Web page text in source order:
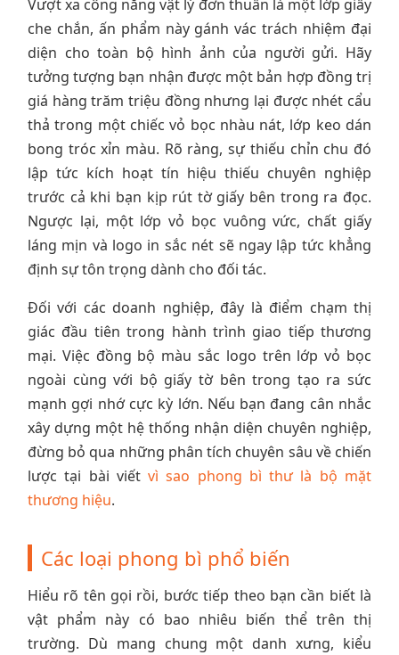
Vượt xa công năng vật lý đơn thuần là một lớp giấy
che chắn, ấn phẩm này gánh vác trách nhiệm đại
diện cho toàn bộ hình ảnh của người gửi. Hãy
tưởng tượng bạn nhận được một bản hợp đồng trị
giá hàng trăm triệu đồng nhưng lại được nhét cẩu
thả trong một chiếc vỏ bọc nhàu nát, lớp keo dán
bong tróc xỉn màu. Rõ ràng, sự thiếu chỉn chu đó
lập tức kích hoạt tín hiệu thiếu chuyên nghiệp
trước cả khi bạn kịp rút tờ giấy bên trong ra đọc.
Ngược lại, một lớp vỏ bọc vuông vức, chất giấy
láng mịn và logo in sắc nét sẽ ngay lập tức khẳng
định sự tôn trọng dành cho đối tác.
Đối với các doanh nghiệp, đây là điểm chạm thị
giác đầu tiên trong hành trình giao tiếp thương
mại. Việc đồng bộ màu sắc logo trên lớp vỏ bọc
ngoài cùng với bộ giấy tờ bên trong tạo ra sức
mạnh gợi nhớ cực kỳ lớn. Nếu bạn đang cân nhắc
xây dựng một hệ thống nhận diện chuyên nghiệp,
đừng bỏ qua những phân tích chuyên sâu về chiến
lược tại bài viếtvì sao phong bì thư là bộ mặt
thương hiệu.
Các loại phong bì phổ biến
Hiểu rõ tên gọi rồi, bước tiếp theo bạn cần biết là
vật phẩm này có bao nhiêu biến thể trên thị
trường. Dù mang chung một danh xưng, kiểu